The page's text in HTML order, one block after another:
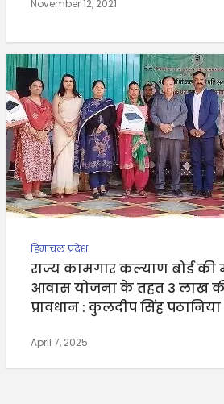
November 12, 2021
हिमाचल प्रदेश
राज्य कामगार कल्याण बोर्ड की
आवास योजना के तहत 3 लाख
प्रावधान : कुलदीप सिंह पठानिया
April 7, 2025